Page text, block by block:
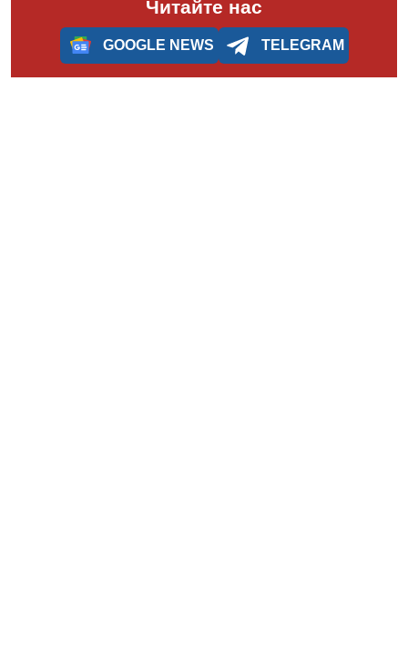
Читайте нас
GOOGLE NEWS TELEGRAM